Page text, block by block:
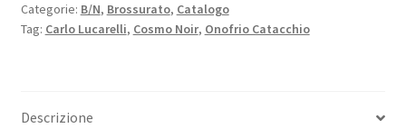
Categorie: B/N, Brossurato, Catalogo
Tag: Carlo Lucarelli, Cosmo Noir, Onofrio Catacchio
Descrizione